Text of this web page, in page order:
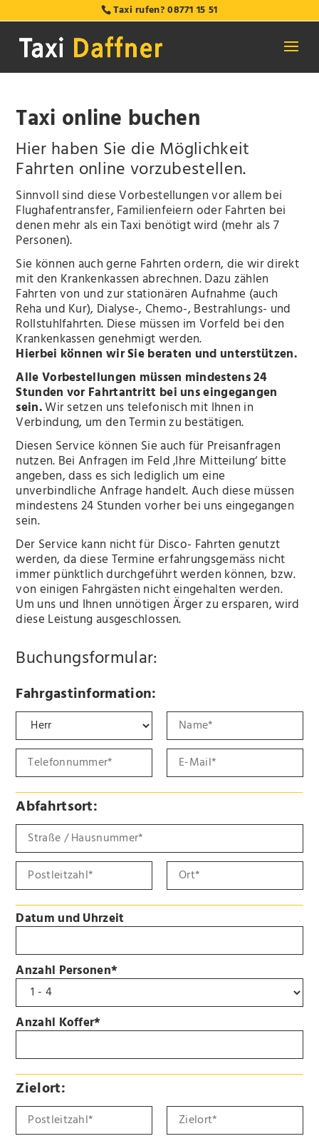
Taxi rufen?08771 15 51
Taxi online buchen
Hier haben Sie die Möglichkeit
Fahrten online vorzubestellen.
Sinnvoll sind diese Vorbestellungen vor allem bei
Flughafentransfer, Familienfeiern oder Fahrten bei
denen mehr als ein Taxi benötigt wird (mehr als 7
Personen).
Sie können auch gerne Fahrten ordern, die wir direkt
mit den Krankenkassen abrechnen. Dazu zählen
Fahrten von und zur stationären Aufnahme (auch
Reha und Kur), Dialyse-, Chemo-, Bestrahlungs- und
Rollstuhlfahrten. Diese müssen im Vorfeld bei den
Krankenkassen genehmigt werden.
Hierbei können wir Sie beraten und unterstützen.
Alle Vorbestellungen müssen mindestens 24
Stunden vor Fahrtantritt bei uns eingegangen
sein.Wir setzen uns telefonisch mit Ihnen in
Verbindung, um den Termin zu bestätigen.
Diesen Service können Sie auch für Preisanfragen
nutzen. Bei Anfragen im Feld ‚Ihre Mitteilung‘ bitte
angeben, dass es sich lediglich um eine
unverbindliche Anfrage handelt. Auch diese müssen
mindestens 24 Stunden vorher bei uns eingegangen
sein.
Der Service kann nicht für Disco- Fahrten genutzt
werden, da diese Termine erfahrungsgemäss nicht
immer pünktlich durchgeführt werden können, bzw.
von einigen Fahrgästen nicht eingehalten werden.
Um uns und Ihnen unnötigen Ärger zu ersparen, wird
diese Leistung ausgeschlossen.
Buchungsformular:
Fahrgastinformation:
Abfahrtsort:
Datum und Uhrzeit
Anzahl Personen*
Anzahl Koffer*
Zielort: